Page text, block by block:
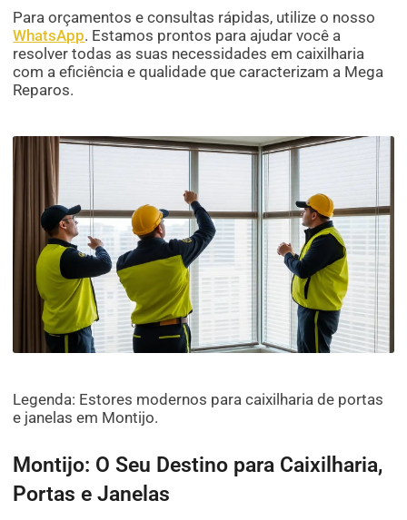
Para orçamentos e consultas rápidas, utilize o nosso
WhatsApp. Estamos prontos para ajudar você a
resolver todas as suas necessidades em caixilharia
com a eficiência e qualidade que caracterizam a Mega
Reparos.
Legenda: Estores modernos para caixilharia de portas
e janelas em Montijo.
Montijo: O Seu Destino para Caixilharia,
Portas e Janelas